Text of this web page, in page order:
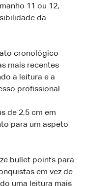
11 ou 12,
da
cronológico
mais recentes
a leitura e a
profissional.
de 2,5 cm em
para um aspeto
bullet points para
em vez de
uma leitura mais